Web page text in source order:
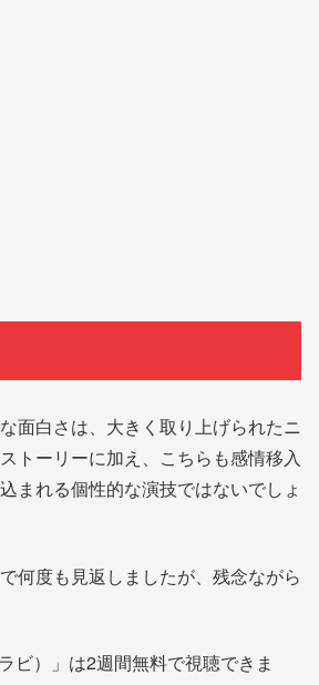
面白さは、大きく取り上げられたニ
トーリーに加え、こちらも感情移入
まれる個性的な演技ではないでしょ
何度も見返しましたが、残念ながら
ビ）」は2週間無料で視聴できま